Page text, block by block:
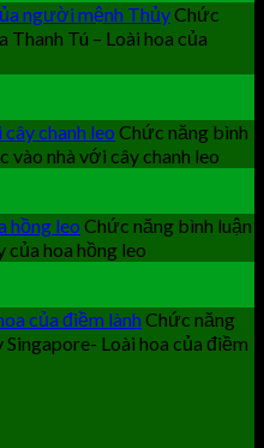
người mệnh ThủyChức
Thanh Tú – Loài hoa của
chanh leoChức năng bình
vào nhà với cây chanh leo
hồng leoChức năng bình luận
của hoa hồng leo
của điềm lànhChức năng
Loài hoa của điềm